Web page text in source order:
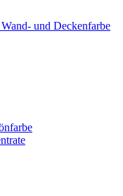
und Deckenfarbe